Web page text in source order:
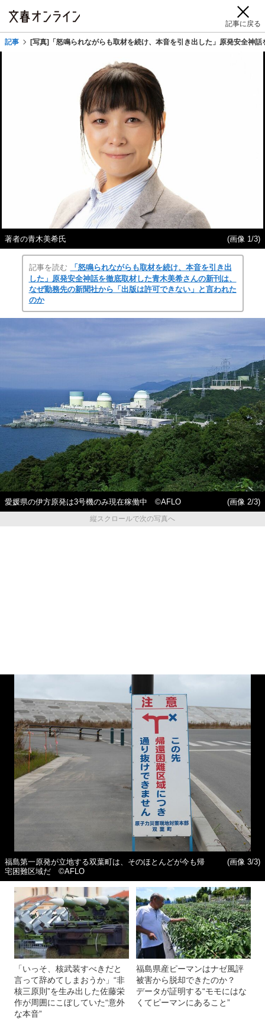
記事に戻る
記事 [写真]「怒鳴られながらも取材を続け、本音を引き出した」原発安全神
著者の青木美希氏 (画像 1/3)
記事を読む
「怒鳴られながらも取材を続け、本音を引き出
した」原発安全神話を徹底取材した青木美希さんの新刊は、
なぜ勤務先の新聞社から「出版は許可できない」と言われた
のか
愛媛県の伊方原発は3号機のみ現在稼働中 ©AFLO
(画像 2/3)
縦スクロールで次の写真へ
福島第一原発が立地する双葉町は、そのほとんどが今も帰
宅困難区域だ ©AFLO
(画像 3/3)
「いっそ、核武装すべきだと
言って辞めてしまおうか」“非
核三原則”を生み出した佐藤栄
作が周囲にこぼしていた“意外
な本音”
福島県産ピーマンはナゼ風評
被害から脱却できたのか？
データが証明する“モモにはな
くてピーマンにあること”